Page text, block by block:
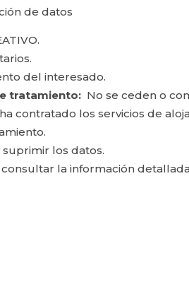
de datos
del interesado.
tratamiento: No se ceden o
contratado los servicios de
los datos.
la información